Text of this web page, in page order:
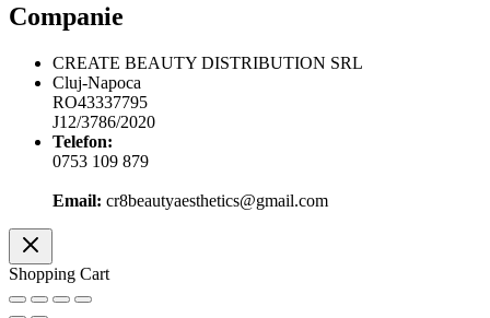
Companie
CREATE BEAUTY DISTRIBUTION SRL
Cluj-Napoca
RO43337795
J12/3786/2020
Telefon:
0753 109 879
Email: cr8beautyaesthetics@gmail.com
Shopping Cart